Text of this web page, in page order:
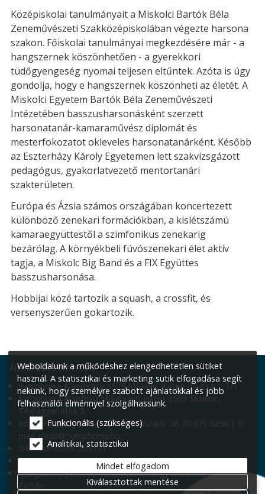
Középiskolai tanulmányait a Miskolci Bartók Béla
Zeneművészeti Szakközépiskolában végezte harsona
szakon. Főiskolai tanulmányai megkezdésére már - a
hangszernek köszönhetően - a gyerekkori
tüdőgyengeség nyomai teljesen eltűntek. Azóta is úgy
gondolja, hogy e hangszernek köszönheti az életét. A
Miskolci Egyetem Bartók Béla Zeneművészeti
Intézetében basszusharsonásként szerzett
harsonatanár-kamaraművész diplomát és
mesterfokozatot okleveles harsonatanárként. Később
az Eszterházy Károly Egyetemen lett szakvizsgázott
pedagógus, gyakorlatvezető mentortanári
szakterületen.
Európa és Ázsia számos országában koncertezett
különböző zenekari formációkban, a kislétszámú
kamaraegyüttestől a szimfonikus zenekarig
bezárólag. A környékbeli fúvószenekari élet aktív
tagja, a Miskolc Big Band és a FIX Együttes
basszusharsonása.
Hobbijai közé tartozik a squash, a crossfit, és
versenyszerűen gokartozik.
Általános információk:
Symphonia Alapítvány 3525 Miskolc, Kazinczy utca 1. 1/1
Symphonia Alapfokú Művészeti Iskola 3533 Miskolc,
Téglagyár utca 3.
Iroda: Kazinczy utca 1. | Telefonszám: 06 70 371 6266 | E-
mail: iroda@symphonia.hu
OM azonosító: 203121
Igazgató: Smaraglyai Szabina
Igazgatóhelyettesek: Erdei Tícia, Nagy Krisztina, Váradi
Zoltán
Weboldalunk a működéshez elengedhetetlen sütiket
használ. A statisztikai és marketing sütik elfogadása segít
nekünk, hogy személyre szabott ajánlatokkal és jobb
felhasználói élménnyel szolgálhassunk.
Funkcionális (szükséges)
Analitikai, statisztikai
Mindet elfogadom
Kiválasztottak mentése